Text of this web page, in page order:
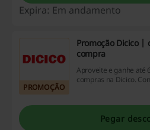
Expira: Em andamento
PROMOÇÃO
Promoção Dicico |
compra
Aproveite e ganhe até
compras na Dicico.
Pegar